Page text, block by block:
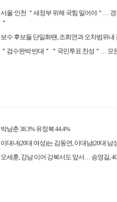
서울·인천 ＂새정부 위해 국힘 밀어야＂…
＂
보수 후보들 단일화땐, 조희연과 오차범위내
＂검수완박 반대＂ ＂국민투표 찬성＂… 모
박남춘 38.3% 유정복 44.4%
이대녀(20대 여성)는 김동연, 이대남(20대 남
오세훈, 강남 이어 강북서도 앞서… 송영길,